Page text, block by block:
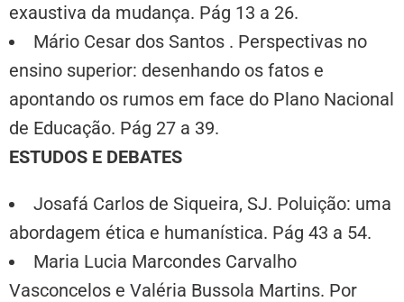
exaustiva da mudança. Pág 13 a 26.
Mário Cesar dos Santos . Perspectivas no
ensino superior: desenhando os fatos e
apontando os rumos em face do Plano Nacional
de Educação. Pág 27 a 39.
ESTUDOS E DEBATES
Josafá Carlos de Siqueira, SJ. Poluição: uma
abordagem ética e humanística. Pág 43 a 54.
Maria Lucia Marcondes Carvalho
Vasconcelos e Valéria Bussola Martins. Por